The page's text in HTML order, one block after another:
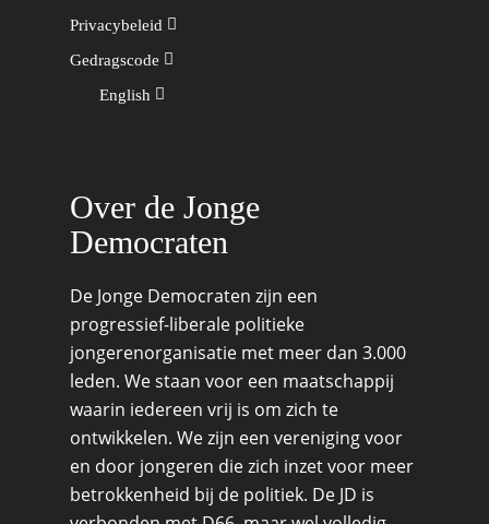
Privacybeleid
Gedragscode
English
Over de Jonge
Democraten
De Jonge Democraten zijn een
progressief-liberale politieke
jongerenorganisatie met meer dan 3.000
leden. We staan voor een maatschappij
waarin iedereen vrij is om zich te
ontwikkelen. We zijn een vereniging voor
en door jongeren die zich inzet voor meer
betrokkenheid bij de politiek. De JD is